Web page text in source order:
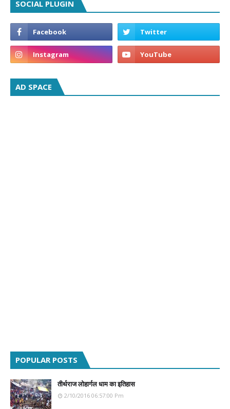
SOCIAL PLUGIN
AD SPACE
POPULAR POSTS
तीर्थराज लोहार्गल धाम का इतिहास
2/10/2016 06:57:00 Pm